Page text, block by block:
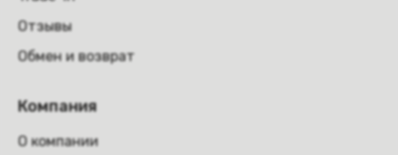
Отзывы
Обмен и возврат
Компания
О компании